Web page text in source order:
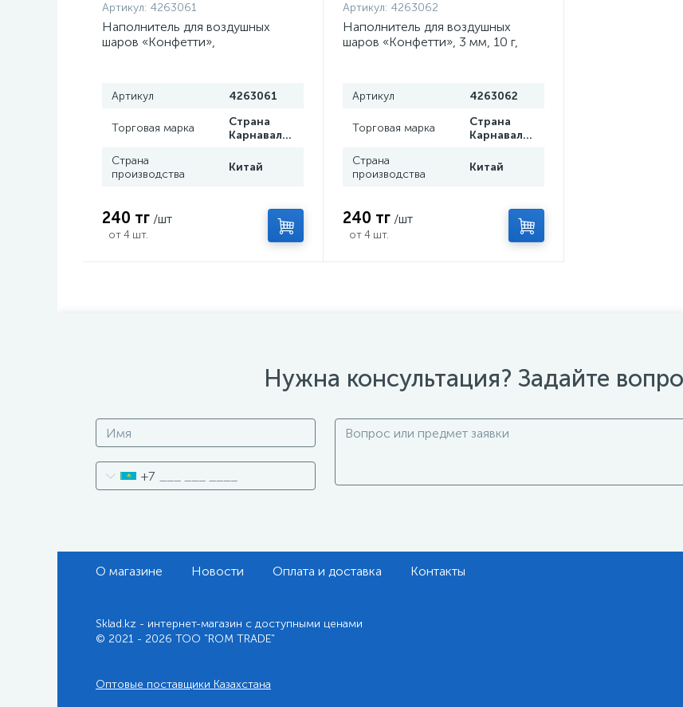
Артикул: 4263061
Наполнитель для воздушных
шаров «Конфетти»,
Артикул 4263061
Торговая марка
Страна
Карнавалия
Страна
производства
Китай
240 тг /шт
от 4 шт.
Артикул: 4263062
Наполнитель для воздушных
шаров «Конфетти», 3 мм, 10 г,
Артикул 4263062
Торговая марка
Страна
Карнавалия
Страна
производства
Китай
240 тг /шт
от 4 шт.
Нужна консультация? Задайте
+7
О магазине Новости Оплата и доставка Контакты
Sklad.kz - интернет-магазин с доступными ценами
© 2021 - 2026 ТОО "ROM TRADE"
Оптовые поставщики Казахстана